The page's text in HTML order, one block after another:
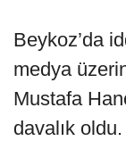
Beykoz’da
medya
Mustafa
davalık oldu.